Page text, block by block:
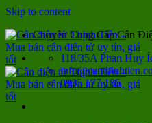
Skip to content
Chuyên Cung Cấp Cân
118/35A Phan Huy
0935 177 186